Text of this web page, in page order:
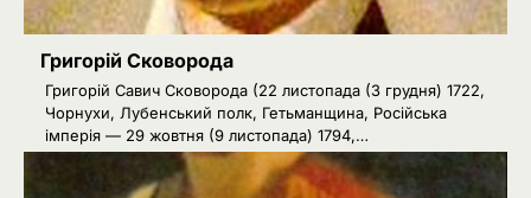
Григорій Сковорода
Григорій Савич Сковорода (22 листопада (3 грудня) 1722,
Чорнухи, Лубенський полк, Гетьманщина, Російська
імперія — 29 жовтня (9 листопада) 1794,…